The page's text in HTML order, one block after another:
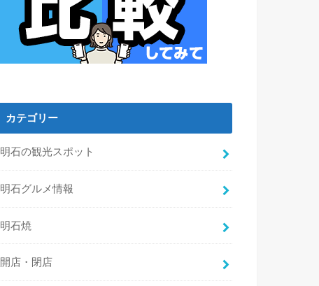
カテゴリー
明石の観光スポット
明石グルメ情報
明石焼
開店・閉店